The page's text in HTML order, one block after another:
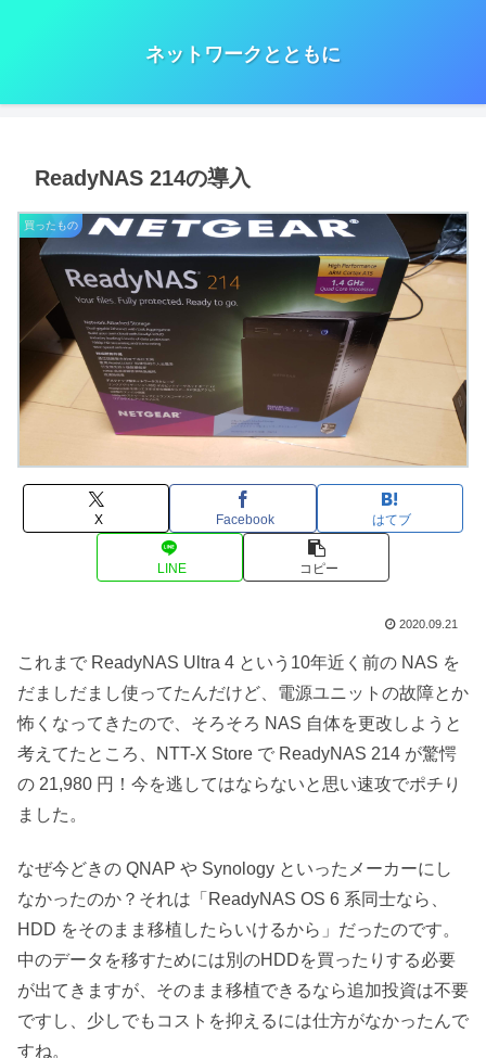
ネットワークとともに
ReadyNAS 214の導入
買ったもの
X Facebook はてブ
LINE コピー
2020.09.21
これまで ReadyNAS Ultra 4 という10年近く前の NAS を
だましだまし使ってたんだけど、電源ユニットの故障とか
怖くなってきたので、そろそろ NAS 自体を更改しようと
考えてたところ、NTT-X Store で ReadyNAS 214 が驚愕
の 21,980 円！今を逃してはならないと思い速攻でポチり
ました。
なぜ今どきの QNAP や Synology といったメーカーにし
なかったのか？それは「ReadyNAS OS 6 系同士なら、
HDD をそのまま移植したらいけるから」だったのです。
中のデータを移すためには別のHDDを買ったりする必要
が出てきますが、そのまま移植できるなら追加投資は不要
ですし、少しでもコストを抑えるには仕方がなかったんで
すね。